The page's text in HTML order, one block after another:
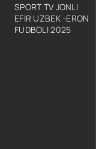
SPORT TV JONLI
EFIR UZBEK -ERON
FUDBOLI 2025